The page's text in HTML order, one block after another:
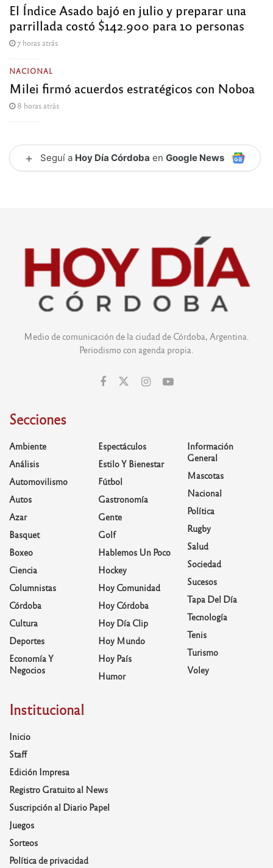
El Índice Asado bajó en julio y preparar una
parrillada costó $142.900 para 10 personas
7 horas atrás
NACIONAL
Milei firmó acuerdos estratégicos con Noboa
8 horas atrás
+ Seguí a Hoy Día Córdoba en Google News
Medio de comunicación de la ciudad de Córdoba, Argentina.
Periodismo con agenda propia.
Secciones
Ambiente
Análisis
Automovilismo
Autos
Azar
Basquet
Boxeo
Ciencia
Columnistas
Córdoba
Cultura
Deportes
Economía Y
Negocios
Espectáculos
Estilo Y Bienestar
Fútbol
Gastronomía
Gente
Golf
Hablemos Un Poco
Hockey
Hoy Comunidad
Hoy Córdoba
Hoy Día Clip
Hoy Mundo
Hoy País
Humor
Información
General
Mascotas
Nacional
Política
Rugby
Salud
Sociedad
Sucesos
Tapa Del Día
Tecnología
Tenis
Turismo
Voley
Institucional
Inicio
Staff
Edición Impresa
Registro Gratuito al News
Suscripción al Diario Papel
Juegos
Sorteos
Política de privacidad